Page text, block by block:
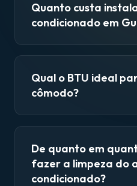
Quanto custa
condicionado em
Qual o BTU ideal
cômodo?
De quanto em
fazer a limpeza do
condicionado?